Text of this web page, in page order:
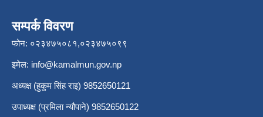
सम्पर्क विवरण
फोन: ०२३४७५०८१,०२३४७५०९९
इमेल: info@kamalmun.gov.np
अध्यक्ष (हुकुम सिंह राइ) 9852650121
उपाध्यक्ष (प्रमिला न्यौपाने) 9852650122